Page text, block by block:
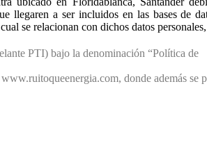
llegaren a ser incluidos en las bases de
se relacionan con dichos datos
PTI) bajo la denominación “Política de
donde además se